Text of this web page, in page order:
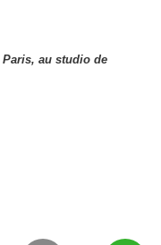
Paris, au studio de